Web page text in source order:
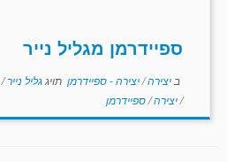
ספיידרמן מגליל נייר
ב יצירה/יצירה - ספיידרמן תויגגליל נייר/
/יצירה/ספיידרמן